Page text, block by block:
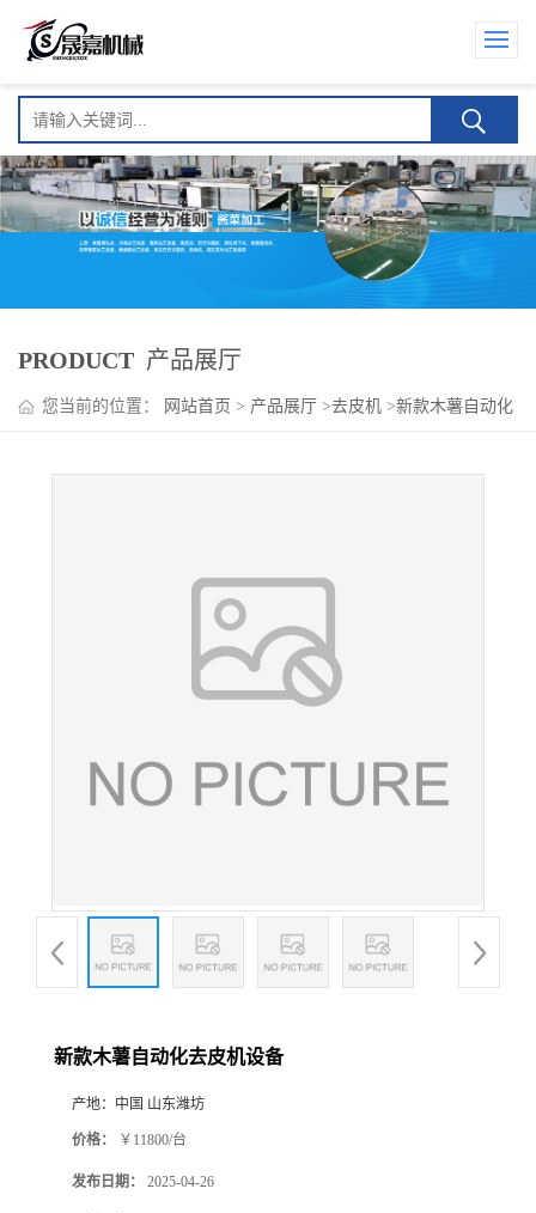
PRODUCT 产品展厅
您当前的位置： 网站首页 > 产品展厅 >去皮机 >新款木薯自动化
新款木薯自动化去皮机设备
产地： 中国 山东潍坊
价格： ￥11800/台
发布日期： 2025-04-26